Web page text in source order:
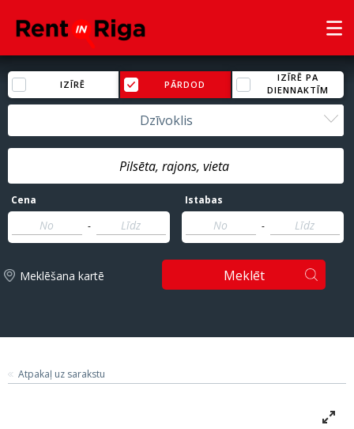
IZĪRĒ PĀRDOD
IZĪRĒ PA
DIENNAKTĪM
Dzīvoklis
Cena
-
Istabas
-
Meklēšana kartē Meklēt
Atpakaļ uz sarakstu